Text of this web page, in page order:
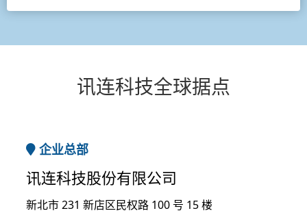
讯连科技全球据点
企业总部
讯连科技股份有限公司
新北市 231 新店区民权路 100 号 15 楼